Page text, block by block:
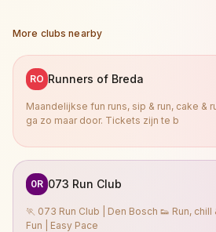
More clubs nearby
RO Runners of Breda
Maandelijkse fun runs, sip & run, cake &
ga zo maar door. Tickets zijn te b
0R 073 Run Club
🏃 073 Run Club | Den Bosch 👟 Run, chill
Fun | Easy Pace